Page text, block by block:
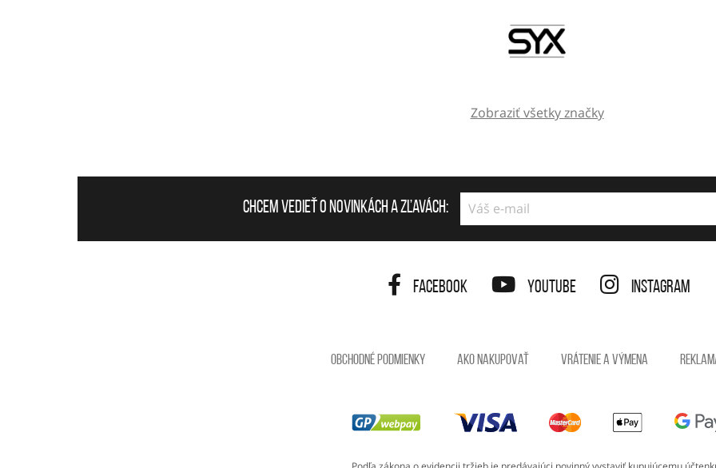
Zobraziť všetky značky
Chcem vedieť o novinkách a zľavách:
Facebook YouTube Instagram
Obchodné podmienky Ako nakupovať Vrátenie a výmena